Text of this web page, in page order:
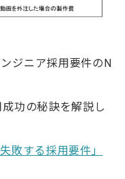
ジニア採用要件のN
功の秘訣を解説し
敗する採用要件」